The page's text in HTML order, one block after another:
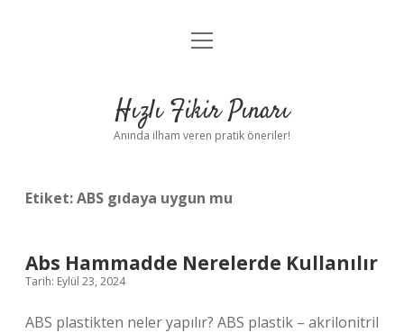
Anasayfa
Yasal Uyarı
menüyü
Hızlı Fikir Pınarı
Anında ilham veren pratik öneriler!
Etiket:ABS gıdaya uygun mu
Abs Hammadde Nerelerde Kullanılır
Tarih: Eylül 23, 2024
ABS plastikten neler yapılır? ABS plastik – akrilonitril